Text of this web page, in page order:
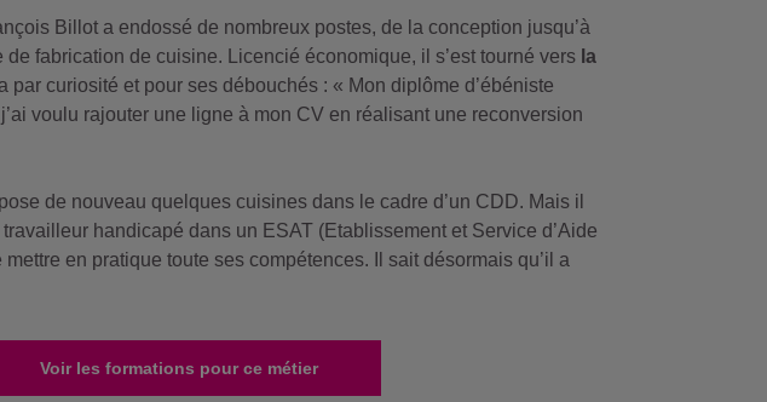
Billot a endossé de nombreux postes, de la conception jusqu’à
de fabrication de cuisine. Licencié économique, il s’est tourné vers la
par curiosité et pour ses débouchés : « Mon diplôme d’ébéniste
voulu rajouter une ligne à mon CV en réalisant une reconversion
de nouveau quelques cuisines dans le cadre d’un CDD. Mais il
handicapé dans un ESAT (Etablissement et Service d’Aide
en pratique toute ses compétences. Il sait désormais qu’il a
Voir les formations pour ce métier